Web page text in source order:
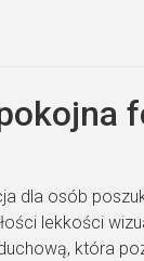
dla osób
lekkości
która